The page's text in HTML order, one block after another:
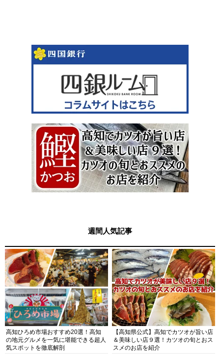
週間人気記事
高知ひろめ市場おすすめ20選！高知
の地元グルメを一気に堪能できる超人
気スポットを徹底解剖
【高知県公式】高知でカツオが旨い店
＆美味しい店９選！カツオの旬とおス
スメのお店を紹介